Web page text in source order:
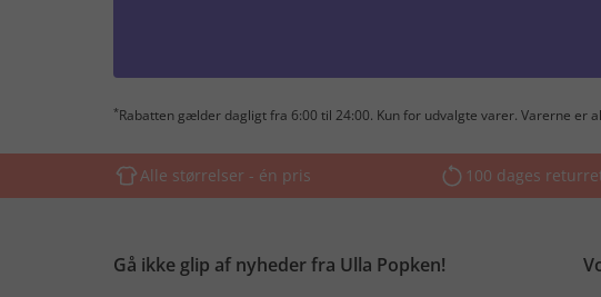
*Rabatten gælder dagligt fra 6:00 til 24:00. Kun for udvalgte varer. Varerne er
Alle størrelser - én pris 100 dages
Gå ikke glip af nyheder fra Ulla Popken!